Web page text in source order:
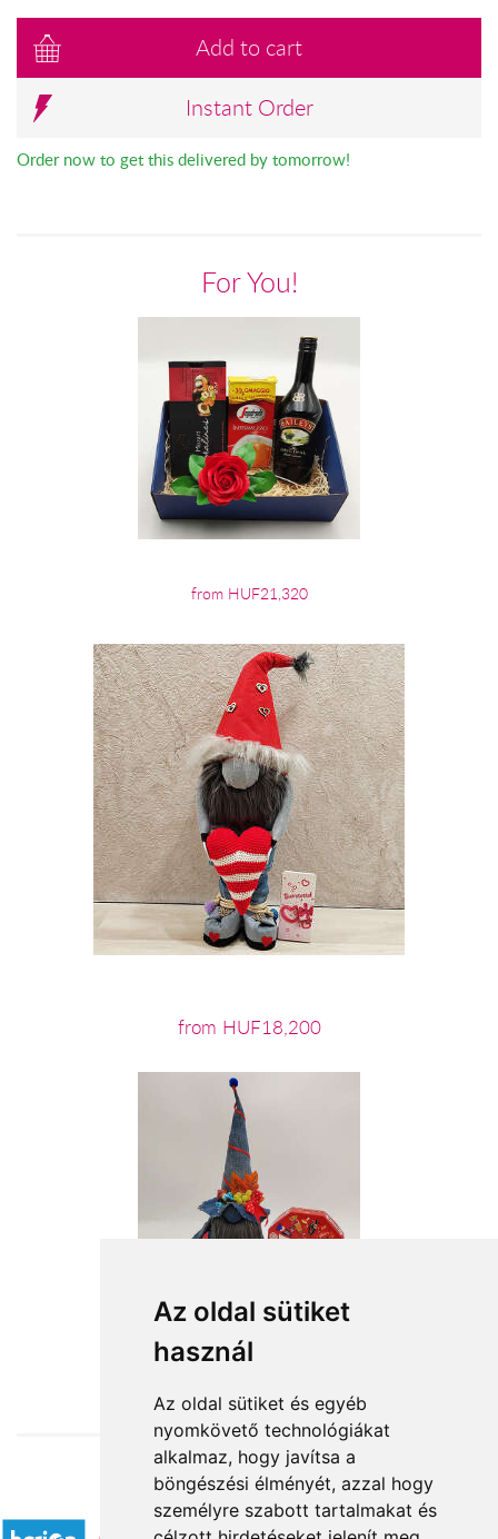
Az oldal sütiket
használ
Az oldal sütiket és egyéb
nyomkövető technológiákat
alkalmaz, hogy javítsa a
böngészési élményét, azzal hogy
személyre szabott tartalmakat és
Add to cart
Instant Order
Order now to get this delivered by tomorrow!
For You!
from HUF21,320
from HUF18,200
from HUF13,440
Accepted payment methods